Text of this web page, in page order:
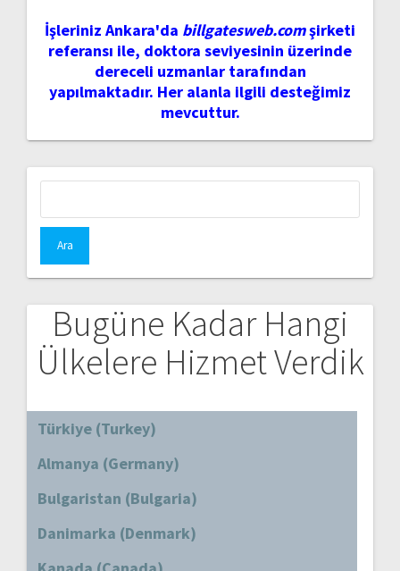
İşleriniz Ankara'da billgatesweb.comşirketi
referansı ile, doktora seviyesinin üzerinde
dereceli uzmanlar tarafından
yapılmaktadır. Her alanla ilgili desteğimiz
mevcuttur.
Bugüne Kadar Hangi
Ülkelere Hizmet Verdik
Türkiye (Turkey)
Almanya (Germany)
Bulgaristan (Bulgaria)
Danimarka (Denmark)